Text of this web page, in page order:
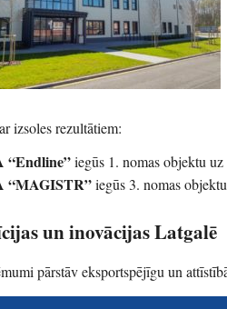
izsoles rezultātiem:
“Endline”iegūs 1. nomas objektu
“MAGISTR”iegūs 3. nomas
un inovācijas Latgalē
pārstāv eksportspējīgu un